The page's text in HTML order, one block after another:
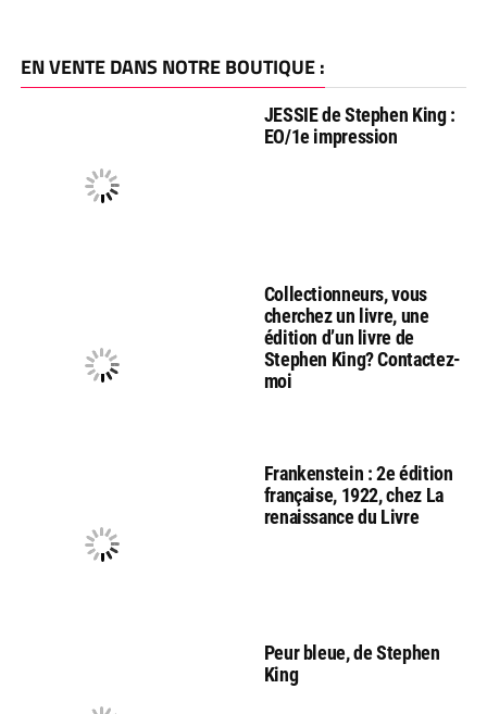
EN VENTE DANS NOTRE BOUTIQUE :
JESSIE de Stephen King :
EO/1e impression
Collectionneurs, vous
cherchez un livre, une
édition d’un livre de
Stephen King? Contactez-
moi
Frankenstein : 2e édition
française, 1922, chez La
renaissance du Livre
Peur bleue, de Stephen
King